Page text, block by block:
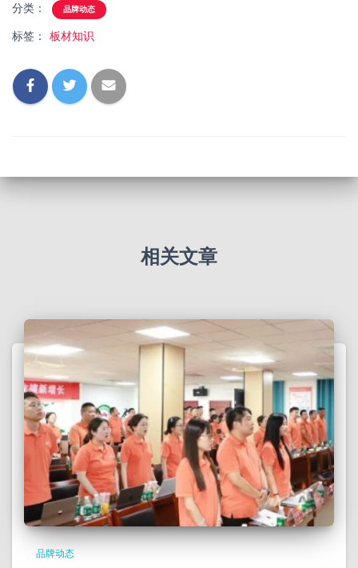
分类： 品牌动态
标签： 板材知识
相关文章
品牌动态